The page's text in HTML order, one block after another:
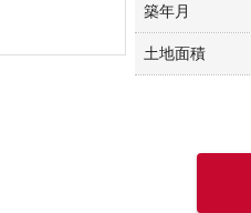
築年月
土地面積